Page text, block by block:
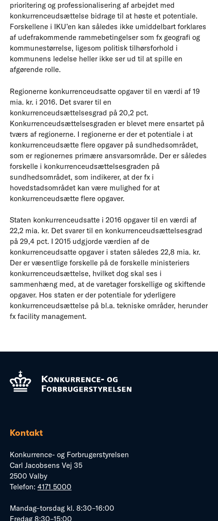
prioritering og professionalisering af arbejdet med
konkurrenceudsættelse bidrage til at høste et potentiale.
Forskellene i IKU’en kan således ikke umiddelbart forklares
af udefrakommende rammebetingelser som fx geografi og
kommunestørrelse, ligesom politisk tilhørsforhold i
kommunens ledelse heller ikke ser ud til at spille en
afgørende rolle.
Regionerne konkurrenceudsatte opgaver til en værdi af 19
mia. kr. i 2016. Det svarer til en
konkurrenceudsættelsesgrad på 20,2 pct.
Konkurrenceudsættelsesgraden er blevet mere ensartet på
tværs af regionerne. I regionerne er der et potentiale i at
konkurrenceudsætte flere opgaver på sundhedsområdet,
som er regionernes primære ansvarsområde. Der er således
forskelle i konkurrenceudsættelsesgraden på
sundhedsområdet, som indikerer, at der fx i
hovedstadsområdet kan være mulighed for at
konkurrenceudsætte flere opgaver.
Staten konkurrenceudsatte i 2016 opgaver til en værdi af
22,2 mia. kr. Det svarer til en konkurrenceudsættelsesgrad
på 29,4 pct. I 2015 udgjorde værdien af de
konkurrenceudsatte opgaver i staten således 22,8 mia. kr.
Der er væsentlige forskelle på de forskelle ministeriers
konkurrenceudsættelse, hvilket dog skal ses i
sammenhæng med, at de varetager forskellige og skiftende
opgaver. Hos staten er der potentiale for yderligere
konkurrenceudsættelse på bl.a. tekniske områder, herunder
fx facility management.
Kontakt
Konkurrence- og Forbrugerstyrelsen
Carl Jacobsens Vej 35
2500 Valby
Telefon: 4171 5000
Mandag–torsdag kl. 8:30–16:00
Fredag 8:30–15:00